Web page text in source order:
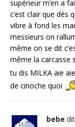
supérieur m’en a
c’est clair que dès
vibre à fond les
messieurs on
même on se dit
même la carcasse
tu dis MILKA aie
de cinoche quoi
bebe